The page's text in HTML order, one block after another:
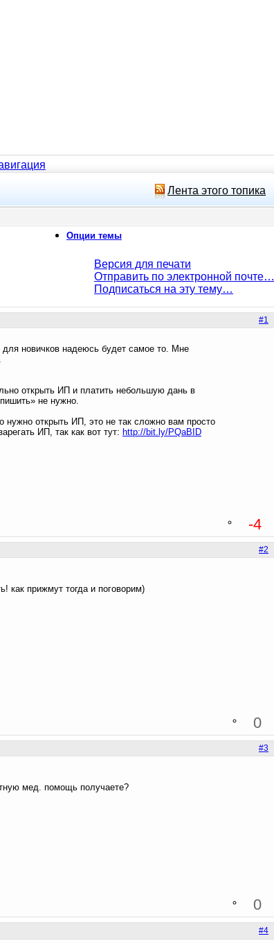
Лента этого топика
Опции темы
Версия для печати
Отправить по электронной почте…
Подписаться на эту тему…
#1
новичков надеюсь будет самое то. Мне
открыть ИП и платить небольшую дань в
не нужно.
открыть ИП, это не так сложно вам просто
ИП, так как вот тут: http://bit.ly/PQaBID
-4
#2
как прижмут тогда и поговорим)
0
#3
мед. помощь получаете?
0
#4